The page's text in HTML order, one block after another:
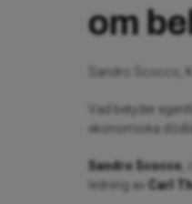
om
Sandro Scocco,
Vad betyder
ekonomiska
Sandro Scocco
ledning av
Carl